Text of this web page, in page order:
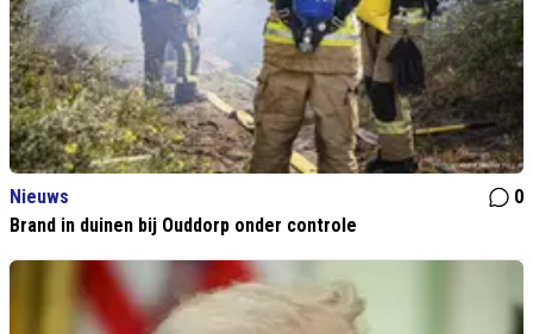
Nieuws
0
Brand in duinen bij Ouddorp onder controle